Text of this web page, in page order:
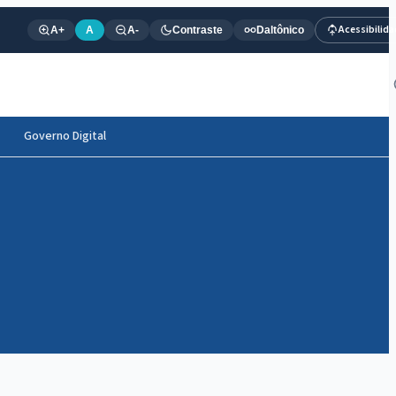
A+ A A- Contraste Daltônico
Governo Digital